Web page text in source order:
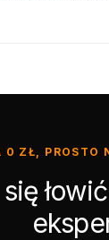
0 ZŁ, PROSTO